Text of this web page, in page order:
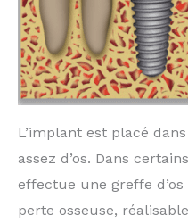
L’implant est placé
assez d’os. Dans
effectue une greffe
perte osseuse,